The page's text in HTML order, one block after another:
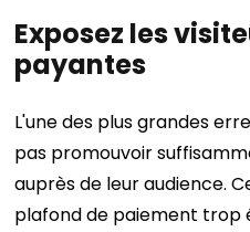
Exposez les
payantes
L'une des plus grandes
pas promouvoir
auprès de leur audience.
plafond de paiement trop